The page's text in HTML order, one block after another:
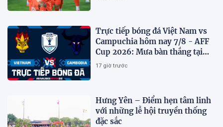
Trực tiếp bóng đá Việt Nam vs
Campuchia hôm nay 7/8 - AFF
Cup 2026: Mưa bàn thắng tại
Mỹ Đình?
17 giờ trước
Hưng Yên – Điểm hẹn tâm linh
với những lễ hội truyền thống
đặc sắc